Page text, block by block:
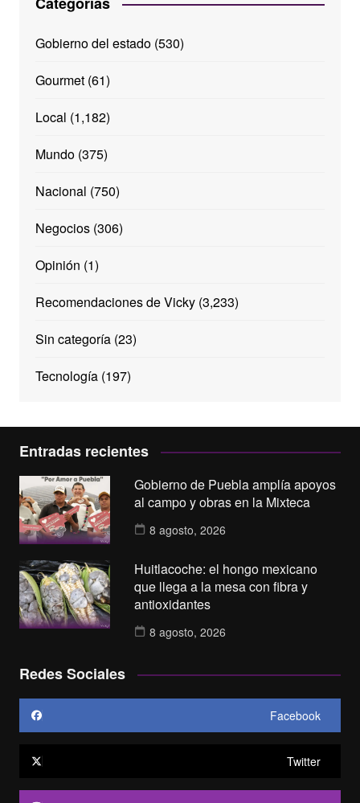
Gobierno del estado(530)
Gourmet(61)
Local (1,182)
Mundo(375)
Nacional (750)
Negocios(306)
Opinión (1)
Recomendaciones de Vicky(3,233)
Sin categoría(23)
Tecnología(197)
Entradas recientes
Gobierno de Puebla amplía apoyos
al campo y obras en la Mixteca
8 agosto, 2026
Huitlacoche: el hongo mexicano
que llega a la mesa con fibra y
antioxidantes
8 agosto, 2026
Redes Sociales
Facebook
Twitter